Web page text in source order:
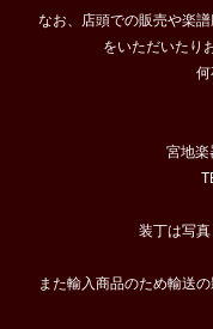
なお、店頭での販売や楽
をいただいたり
何
宮地楽
装丁は写真
また輸入商品のため輸送